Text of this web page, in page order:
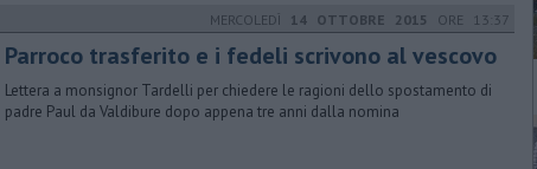
MERCOLEDÌ 14 OTTOBRE 2015 ORE 13:37
Parroco trasferito e i fedeli scrivono al vescovo
Lettera a monsignor Tardelli per chiedere le ragioni dello spostamento di
padre Paul da Valdibure dopo appena tre anni dalla nomina